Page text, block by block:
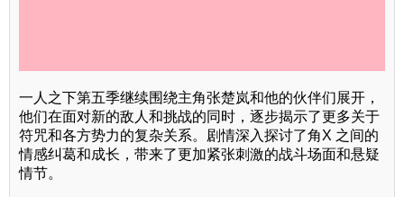
一人之下第五季继续围绕主角张楚岚和他的伙伴们展开，
他们在面对新的敌人和挑战的同时，逐步揭示了更多关于
符咒和各方势力的复杂关系。剧情深入探讨了角X 之间的
情感纠葛和成长，带来了更加紧张刺激的战斗场面和悬疑
情节。